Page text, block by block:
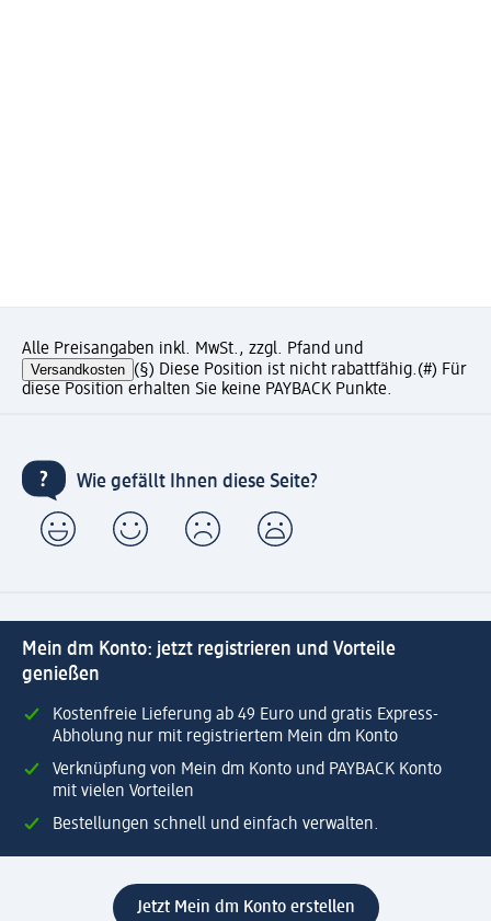
Alle Preisangaben inkl. MwSt., zzgl. Pfand und
Versandkosten (§) Diese Position ist nicht rabattfähig.(#) Für
diese Position erhalten Sie keine PAYBACK Punkte.
Wie gefällt Ihnen diese Seite?
Mein dm Konto: jetzt registrieren und Vorteile
genießen
Kostenfreie Lieferung ab 49 Euro und gratis Express-
Abholung nur mit registriertem Mein dm Konto
Verknüpfung von Mein dm Konto und PAYBACK Konto
mit vielen Vorteilen
Bestellungen schnell und einfach verwalten.
Jetzt Mein dm Konto erstellen